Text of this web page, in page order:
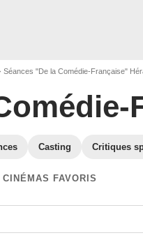
Séances "De la Comédie-Française"
Casting Critiques
CINÉMAS FAVORIS